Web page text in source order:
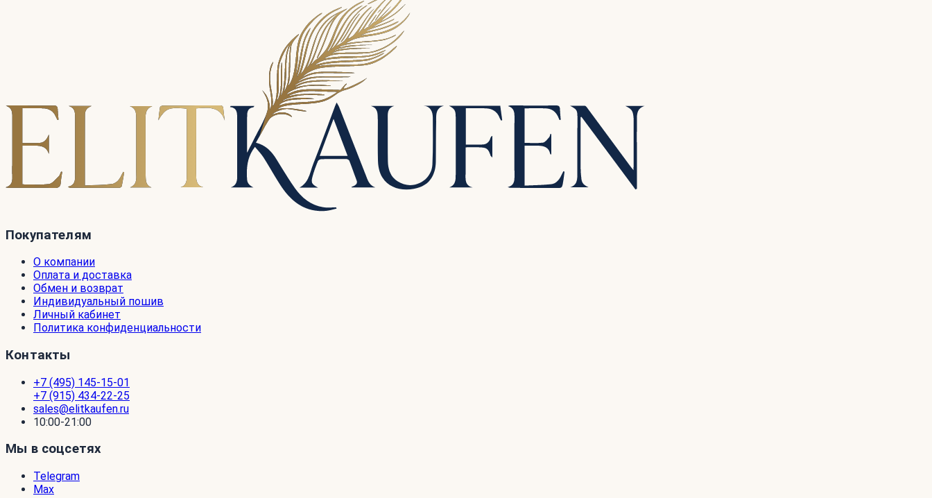
Покупателям
О компании
Оплата и доставка
Обмен и возврат
Индивидуальный пошив
Личный кабинет
Политика конфиденциальности
Контакты
+7 (495) 145-15-01
+7 (915) 434-22-25
sales@elitkaufen.ru
10:00-21:00
Мы в соцсетях
Telegram
Max